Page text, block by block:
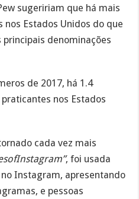
sugeririam que há mais
Estados Unidos do que
denominações
de 2017, há 1.4
nos Estados
cada vez mais
, foi usada
Instagram, apresentando
e pessoas